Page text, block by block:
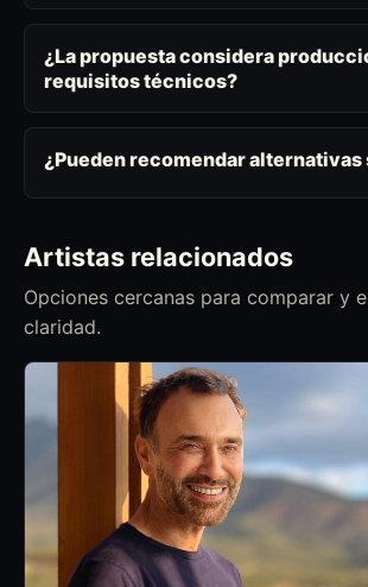
¿La propuesta considera
requisitos técnicos?
¿Pueden recomendar
Artistas relacionados
Opciones cercanas para comparar y
claridad.